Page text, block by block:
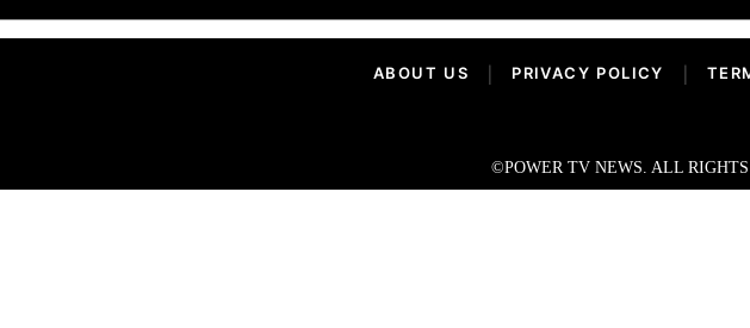
ABOUT US PRIVACY POLICY
©POWER TV NEWS. ALL